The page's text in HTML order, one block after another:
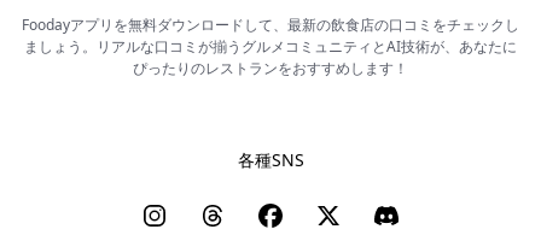
Foodayアプリを無料ダウンロードして、最新の飲食店の口コミをチェックし
ましょう。リアルな口コミが揃うグルメコミュニティとAI技術が、あなたに
ぴったりのレストランをおすすめします！
各種SNS